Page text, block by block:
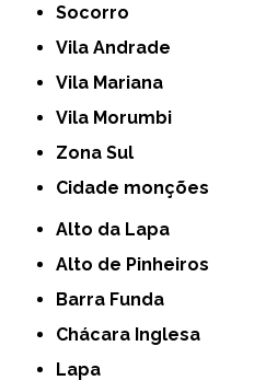
Socorro
Vila Andrade
Vila Mariana
Vila Morumbi
Zona Sul
cidade monções
Alto da Lapa
Alto de Pinheiros
Barra Funda
Chácara Inglesa
Lapa